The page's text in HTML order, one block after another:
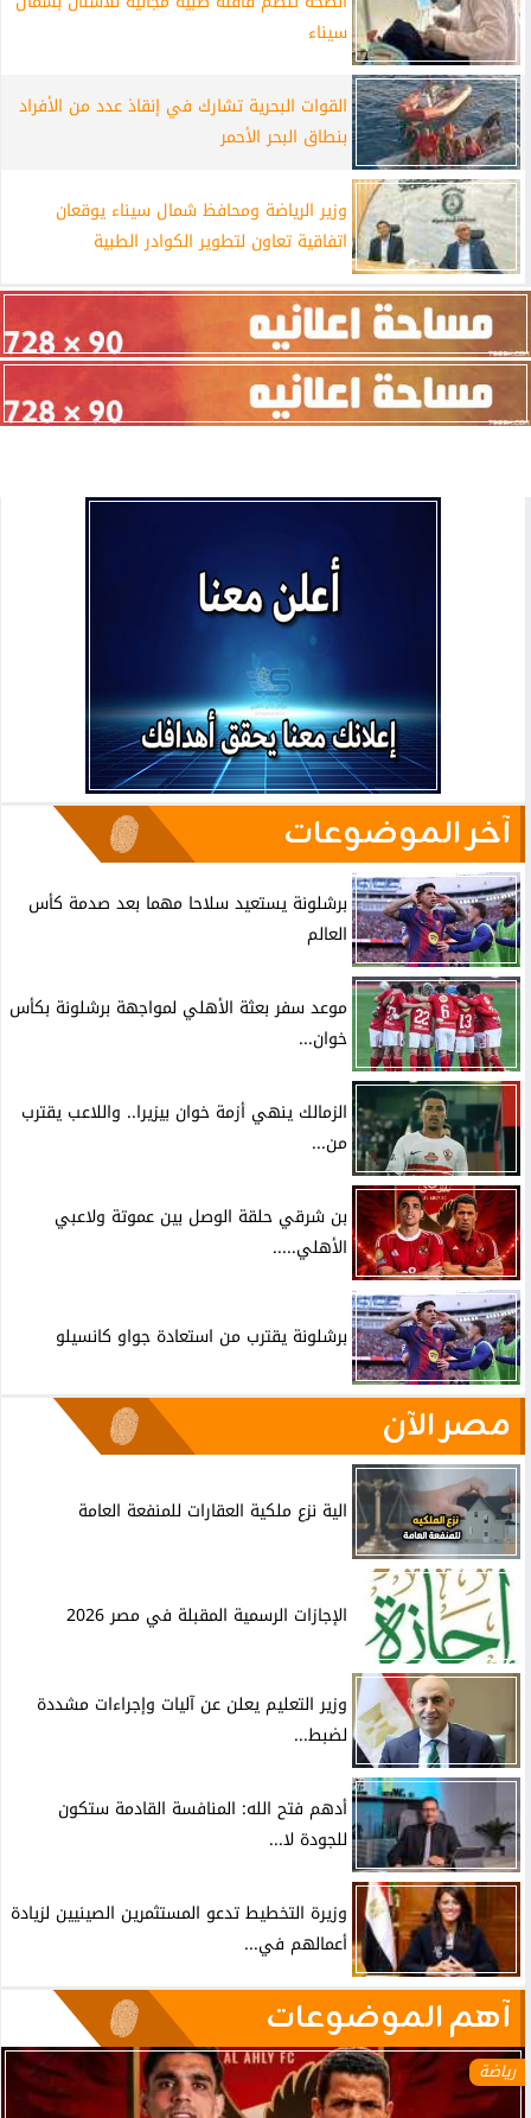
سيناء
القوات البحرية تشارك في إنقاذ عدد من الأفراد
بنطاق البحر الأحمر
وزير الرياضة ومحافظ شمال سيناء يوقعان
اتفاقية تعاون لتطوير الكوادر الطبية
آخر الموضوعات
برشلونة يستعيد سلاحا مهما بعد صدمة كأس
العالم
موعد سفر بعثة الأهلي لمواجهة برشلونة بكأس
خوان...
الزمالك ينهي أزمة خوان بيزيرا.. واللاعب يقترب
من...
بن شرقي حلقة الوصل بين عموتة ولاعبي
الأهلي.....
برشلونة يقترب من استعادة جواو كانسيلو
مصر الآن
الية نزع ملكية العقارات للمنفعة العامة
الإجازات الرسمية المقبلة في مصر 2026
وزير التعليم يعلن عن آليات وإجراءات مشددة
لضبط...
أدهم فتح الله: المنافسة القادمة ستكون
للجودة لا...
وزيرة التخطيط تدعو المستثمرين الصينيين لزيادة
أعمالهم في...
آهم الموضوعات
رياضة